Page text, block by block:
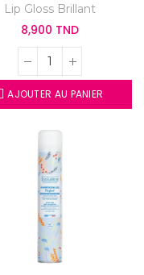
Lip Gloss Brillant
8,900 TND
AJOUTER AU PANIER